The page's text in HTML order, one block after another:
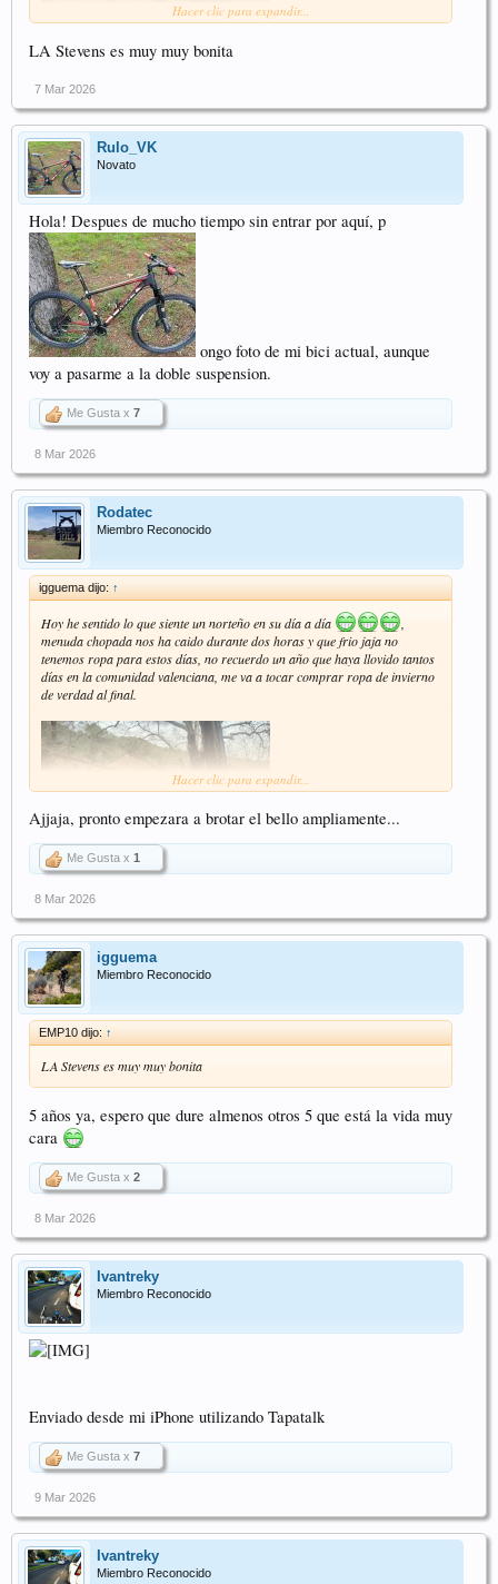
Hacer clic para expandir...
LA Stevens es muy muy bonita
7 Mar 2026
Rulo_VK
Novato
Hola! Despues de mucho tiempo sin entrar por aquí, p
ongo foto de mi bici actual, aunque
voy a pasarme a la doble suspension.
Me Gusta x 7
8 Mar 2026
Rodatec
Miembro Reconocido
igguema dijo: ↑
Hoy he sentido lo que siente un norteño en su día a día
menuda chopada nos ha caido durante dos horas y que frio jaja no
tenemos ropa para estos días, no recuerdo un año que haya llovido tantos
días en la comunidad valenciana, me va a tocar comprar ropa de invierno
de verdad al final.
Hacer clic para expandir...
Ajjaja, pronto empezara a brotar el bello ampliamente...
Me Gusta x 1
8 Mar 2026
igguema
Miembro Reconocido
EMP10 dijo: ↑
LA Stevens es muy muy bonita
5 años ya, espero que dure almenos otros 5 que está la vida muy
cara
Me Gusta x 2
8 Mar 2026
Ivantreky
Miembro Reconocido
Enviado desde mi iPhone utilizando Tapatalk
Me Gusta x 7
9 Mar 2026
Ivantreky
Miembro Reconocido